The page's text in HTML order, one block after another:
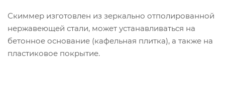
Скиммер изготовлен из зеркально отполированной
нержавеющей стали, может устанавливаться на
бетонное основание (кафельная плитка), а также на
пластиковое покрытие.